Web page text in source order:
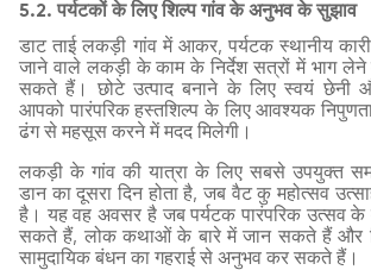
5.2. पर्यटकों के लिए शिल्प गांव के अनुभव के सुझाव
डाट ताई लकड़ी गांव में आकर, पर्यटक स्थानीय
जाने वाले लकड़ी के काम के निर्देश सत्रों में भाग
सकते हैं। छोटे उत्पाद बनाने के लिए स्वयं छेनी
आपको पारंपरिक हस्तशिल्प के लिए आवश्यक
ढंग से महसूस करने में मदद मिलेगी।
लकड़ी के गांव की यात्रा के लिए सबसे उपयुक्त
डान का दूसरा दिन होता है, जब वैट कु महोत्सव
है। यह वह अवसर है जब पर्यटक पारंपरिक उत्सव के
सकते हैं, लोक कथाओं के बारे में जान सकते हैं और
सामुदायिक बंधन का गहराई से अनुभव कर सकते हैं।